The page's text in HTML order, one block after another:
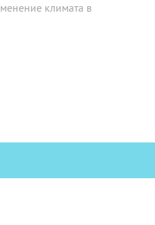
климата в